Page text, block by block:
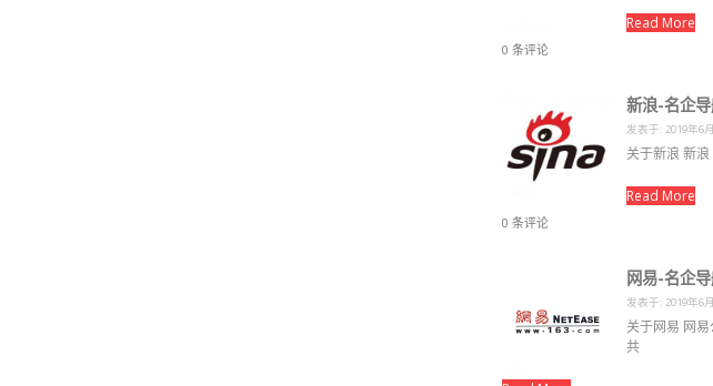
Read More
0 条评论
新浪-名企
发表于: 2019年6
关于新浪 新
Read More
0 条评论
网易-名企
发表于: 2019年6
关于网易 网
共